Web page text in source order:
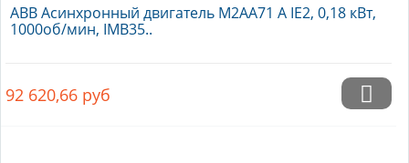
ABB Асинхронный двигатель M2AA71 A IE2, 0,18 кВт,
1000об/мин, IMB35..
92 620,66 руб